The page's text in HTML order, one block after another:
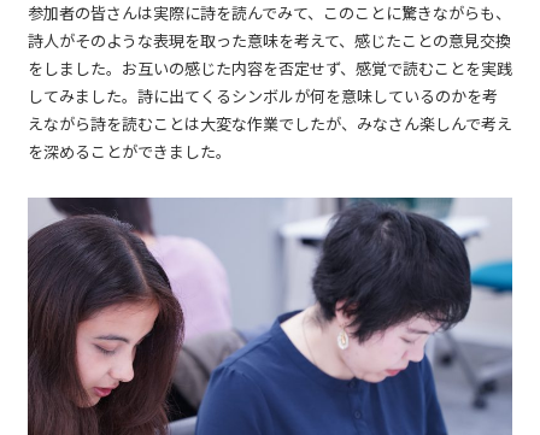
参加者の皆さんは実際に詩を読んでみて、このことに驚きながらも、
詩人がそのような表現を取った意味を考えて、感じたことの意見交換
をしました。お互いの感じた内容を否定せず、感覚で読むことを実践
してみました。詩に出てくるシンボルが何を意味しているのかを考
えながら詩を読むことは大変な作業でしたが、みなさん楽しんで考え
を深めることができました。